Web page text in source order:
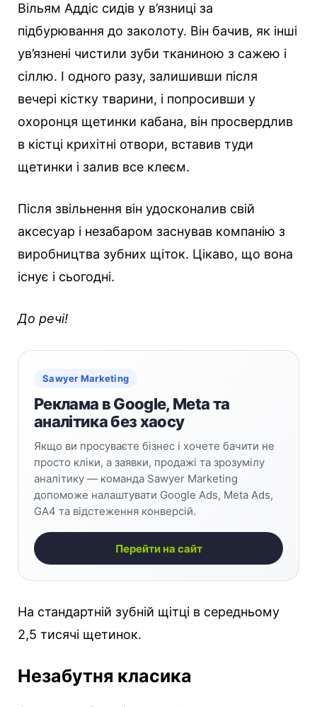
Вільям Аддіс сидів у в’язниці за
підбурювання до заколоту. Він бачив, як інші
ув’язнені чистили зуби тканиною з сажею і
сіллю. І одного разу, залишивши після
вечері кістку тварини, і попросивши у
охоронця щетинки кабана, він просвердлив
в кістці крихітні отвори, вставив туди
щетинки і залив все клеєм.
Після звільнення він удосконалив свій
аксесуар і незабаром заснував компанію з
виробництва зубних щіток. Цікаво, що вона
існує і сьогодні.
До речі!
Sawyer Marketing
Реклама в Google, Meta та
аналітика без хаосу
Якщо ви просуваєте бізнес і хочете бачити не
просто кліки, а заявки, продажі та зрозумілу
аналітику — команда Sawyer Marketing
допоможе налаштувати Google Ads, Meta Ads,
GA4 та відстеження конверсій.
Перейти на сайт
На стандартній зубній щітці в середньому
2,5 тисячі щетинок.
Незабутня класика